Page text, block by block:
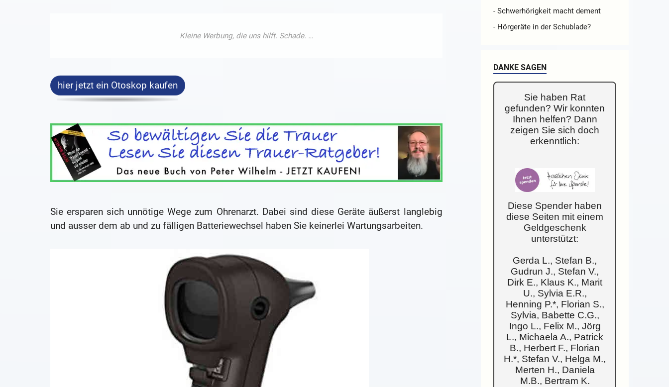
hier jetzt ein Otoskop kaufen
Sie ersparen sich unnötige Wege zum Ohrenarzt. Dabei sind diese Geräte äußerst langlebig
und ausser dem ab und zu fälligen Batteriewechsel haben Sie keinerlei Wartungsarbeiten.
- Schwerhörigkeit macht dement
- Hörgeräte in der Schublade?
DANKE SAGEN
Sie haben Rat
gefunden? Wir konnten
Ihnen helfen? Dann
zeigen Sie sich doch
erkenntlich:
Diese Spender haben
diese Seiten mit einem
Geldgeschenk
unterstützt:
Gerda L., Stefan B.,
Gudrun J., Stefan V.,
Dirk E., Klaus K., Marit
U., Sylvia E.R.,
Henning P.*, Florian S.,
Sylvia, Babette C.G.,
Ingo L., Felix M., Jörg
L., Michaela A., Patrick
B., Herbert F., Florian
H.*, Stefan V., Helga M.,
Merten H., Daniela
M.B., Bertram K.